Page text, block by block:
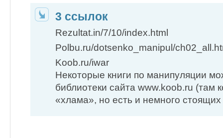
3 ссылок
Rezultat.in/7/10/index.html
Polbu.ru/dotsenko_manipul/
Koob.ru/iwar
Некоторые книги по манипуляции
библиотеки сайта www.koob.ru (там
«хлама», но есть и немного стоящих